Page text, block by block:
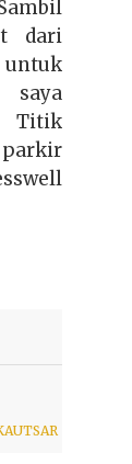
dari
saya
Titik